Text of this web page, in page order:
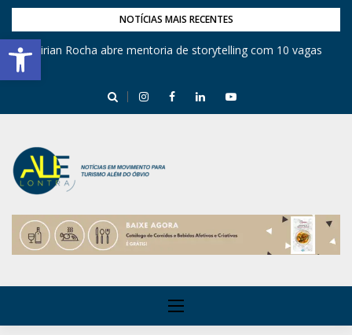
Barra de Ferramentas Aberta
NOTÍCIAS MAIS RECENTES
Mirian Rocha abre mentoria de storytelling com 10 vagas